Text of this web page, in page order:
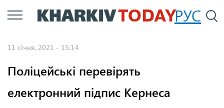
Перейти
до
РУС
11 січня, 2021 - 15:14
Поліцейські перевірять
електронний підпис Кернеса